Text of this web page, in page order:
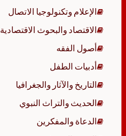
الإعلام وتكنولوجيا الاتصال
الاقتصاد والبحوث الاقتصادية
أصول الفقه
أدبيات الطفل
التاريخ والآثار والجغرافيا
الحديث والتراث النبوي
الدعاة والمفكرين